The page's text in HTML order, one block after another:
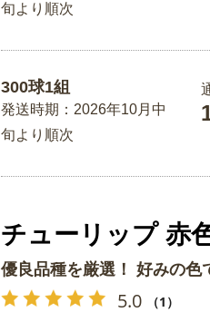
旬より順次
300球1組
発送時期：2026年10月中
旬より順次
チューリップ 赤
優良品種を厳選！ 好みの色
5.0 （1）